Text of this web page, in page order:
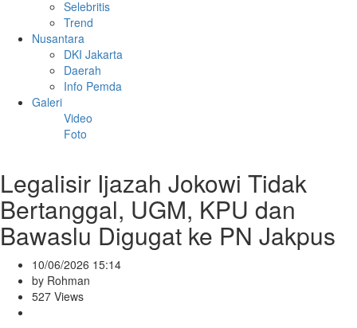
Selebritis
Trend
Nusantara
DKI Jakarta
Daerah
Info Pemda
Galeri
Video
Foto
Legalisir Ijazah Jokowi Tidak
Bertanggal, UGM, KPU dan
Bawaslu Digugat ke PN Jakpus
10/06/2026 15:14
by Rohman
527 Views